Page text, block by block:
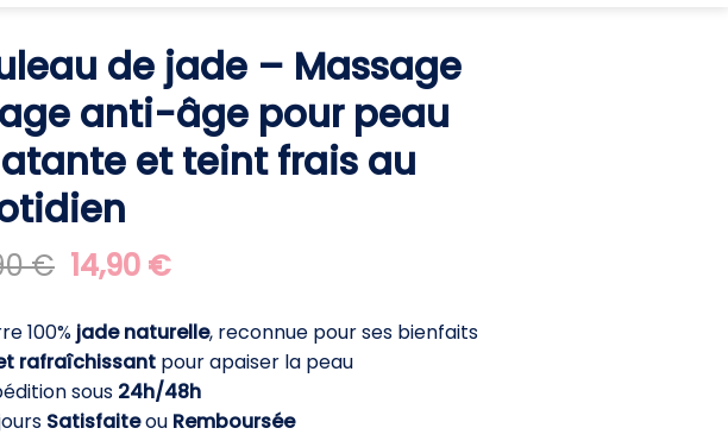
de jade – Massage
anti-âge pour peau
et teint frais au
€ Le
prix
initial
était :
29,90 €.
14,90 €Le
actuel
est :
14,90 €.
100% jade naturelle, reconnue pour ses bienfaits
rafraîchissant pour apaiser la peau
sous 24h/48h
Satisfaiteou Remboursée